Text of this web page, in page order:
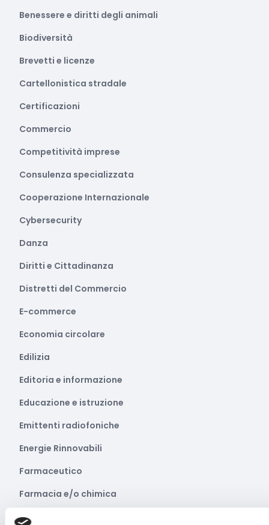
Benessere e diritti degli animali
Biodiversità
Brevetti e licenze
Cartellonistica stradale
Certificazioni
Commercio
Competitività imprese
Consulenza specializzata
Cooperazione Internazionale
Cybersecurity
Danza
Diritti e Cittadinanza
Distretti del Commercio
E-commerce
Economia circolare
Edilizia
Editoria e informazione
Educazione e istruzione
Emittenti radiofoniche
Energie Rinnovabili
Farmaceutico
Farmacia e/o chimica
Fashion